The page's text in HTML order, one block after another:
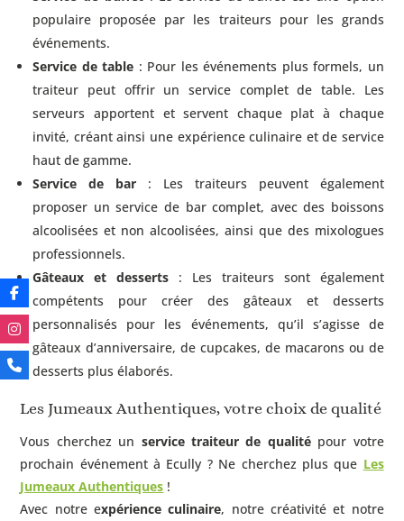
populaire proposée par les traiteurs pour les grands
événements.
Service de table : Pour les événements plus formels, un
traiteur peut offrir un service complet de table. Les
serveurs apportent et servent chaque plat à chaque
invité, créant ainsi une expérience culinaire et de service
haut de gamme.
Service de bar : Les traiteurs peuvent également
proposer un service de bar complet, avec des boissons
alcoolisées et non alcoolisées, ainsi que des mixologues
professionnels.
Gâteaux et desserts : Les traiteurs sont également
compétents pour créer des gâteaux et desserts
personnalisés pour les événements, qu’il s’agisse de
gâteaux d’anniversaire, de cupcakes, de macarons ou de
desserts plus élaborés.
Les Jumeaux Authentiques, votre choix de qualité
Vous cherchez un service traiteur de qualitépour votre
prochain événement à Ecully ? Ne cherchez plus que Les
Jumeaux Authentiques !
Avec notre expérience culinaire, notre créativité et notre